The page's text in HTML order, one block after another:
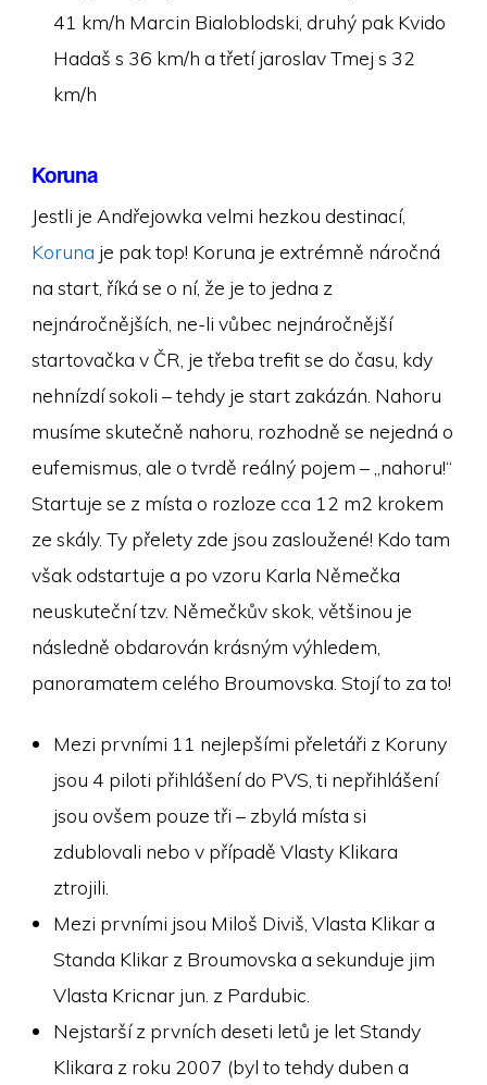
41 km/h Marcin Bialoblodski, druhý pak Kvido
Hadaš s 36 km/h a třetí jaroslav Tmej s 32
km/h
Koruna
Jestli je Andřejowka velmi hezkou destinací,
Koruna je pak top! Koruna je extrémně náročná
na start, říká se o ní, že je to jedna z
nejnáročnějších, ne-li vůbec nejnáročnější
startovačka v ČR, je třeba trefit se do času, kdy
nehnízdí sokoli – tehdy je start zakázán. Nahoru
musíme skutečně nahoru, rozhodně se nejedná o
eufemismus, ale o tvrdě reálný pojem – „nahoru!“
Startuje se z místa o rozloze cca 12 m2 krokem
ze skály. Ty přelety zde jsou zasloužené! Kdo tam
však odstartuje a po vzoru Karla Němečka
neuskuteční tzv. Němečkův skok, většinou je
následně obdarován krásným výhledem,
panoramatem celého Broumovska. Stojí to za to!
Mezi prvními 11 nejlepšími přeletáři z Koruny
jsou 4 piloti přihlášení do PVS, ti nepřihlášení
jsou ovšem pouze tři – zbylá místa si
zdublovali nebo v případě Vlasty Klikara
ztrojili.
Mezi prvními jsou Miloš Diviš, Vlasta Klikar a
Standa Klikar z Broumovska a sekunduje jim
Vlasta Kricnar jun. z Pardubic.
Nejstarší z prvních deseti letů je let Standy
Klikara z roku 2007 (byl to tehdy duben a